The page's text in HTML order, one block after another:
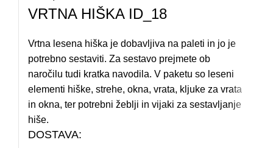
VRTNA HIŠKA ID_18
Vrtna lesena hiška je dobavljiva na paleti in jo je
potrebno sestaviti. Za sestavo prejmete ob
naročilu tudi kratka navodila. V paketu so leseni
elementi hiške, strehe, okna, vrata, kljuke za vrata
in okna, ter potrebni žeblji in vijaki za sestavljanje
hiše.
DOSTAVA: